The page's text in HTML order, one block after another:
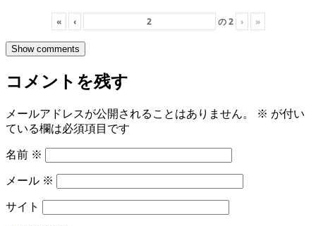
« ‹ の2 › »
Show comments
コメントを残す
メールアドレスが公開されることはありません。 ※ が付い
ている欄は必須項目です
名前 ※
メール ※
サイト